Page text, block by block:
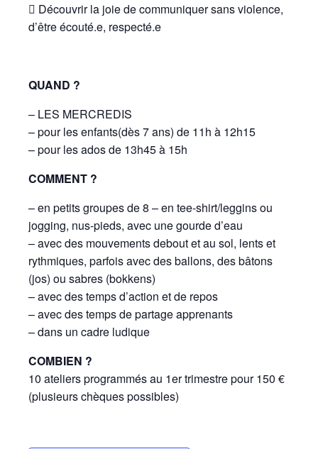
 Découvrir la joie de communiquer sans violence,
d’être écouté.e, respecté.e
QUAND ?
– LES MERCREDIS
– pour les enfants(dès 7 ans) de 11h à 12h15
– pour les ados de 13h45 à 15h
COMMENT ?
– en petits groupes de 8 – en tee-shirt/leggins ou
jogging, nus-pieds, avec une gourde d’eau
– avec des mouvements debout et au sol, lents et
rythmiques, parfois avec des ballons, des bâtons
(jos) ou sabres (bokkens)
– avec des temps d’action et de repos
– avec des temps de partage apprenants
– dans un cadre ludique
COMBIEN ?
10 ateliers programmés au 1er trimestre pour 150 €
(plusieurs chèques possibles)